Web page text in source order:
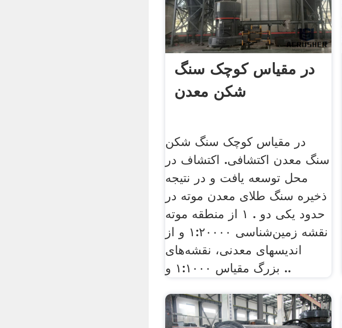
در مقیاس کوچک سنگ
شکن معدن
در مقیاس کوچک سنگ شکن
سنگ معدن اکتشافی. اکتشاف در
محل توسعه یافت و در نتیجه
ذخیره سنگ طلای معدن موته در
حدود یکی دو . ۱ از منطقه موته
نقشه زمین‌شناسی ۱:۲۰۰۰۰ و از
اندیسهای معدنی، نقشه‌های
بزرگ مقیاس ۱:۱۰۰۰ و ..